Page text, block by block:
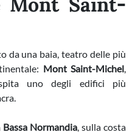
da una baia, teatro delle più
Mont Saint-Michel,
uno degli edifici più
Bassa Normandia, sulla costa